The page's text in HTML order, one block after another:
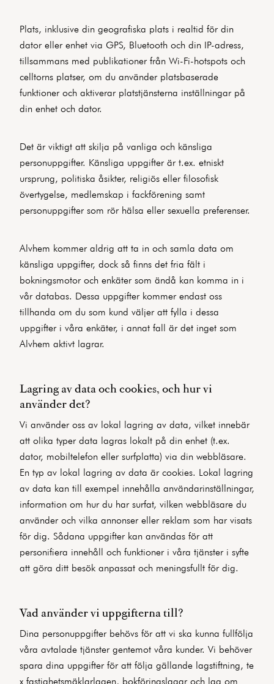
Plats, inklusive din geografiska plats i realtid för din
dator eller enhet via GPS, Bluetooth och din IP-adress,
tillsammans med publikationer från Wi-Fi-hotspots och
celltorns platser, om du använder platsbaserade
funktioner och aktiverar platstjänsterna inställningar på
din enhet och dator.
Det är viktigt att skilja på vanliga och känsliga
personuppgifter. Känsliga uppgifter är t.ex. etniskt
ursprung, politiska åsikter, religiös eller filosofisk
övertygelse, medlemskap i fackförening samt
personuppgifter som rör hälsa eller sexuella preferenser.
Alvhem kommer aldrig att ta in och samla data om
känsliga uppgifter, dock så finns det fria fält i
bokningsmotor och enkäter som ändå kan komma in i
vår databas. Dessa uppgifter kommer endast oss
tillhanda om du som kund väljer att fylla i dessa
uppgifter i våra enkäter, i annat fall är det inget som
Alvhem aktivt lagrar.
Lagring av data och cookies, och hur vi
använder det?
Vi använder oss av lokal lagring av data, vilket innebär
att olika typer data lagras lokalt på din enhet (t.ex.
dator, mobiltelefon eller surfplatta) via din webbläsare.
En typ av lokal lagring av data är cookies. Lokal lagring
av data kan till exempel innehålla användarinställningar,
information om hur du har surfat, vilken webbläsare du
använder och vilka annonser eller reklam som har visats
för dig. Sådana uppgifter kan användas för att
personifiera innehåll och funktioner i våra tjänster i syfte
att göra ditt besök anpassat och meningsfullt för dig.
Vad använder vi uppgifterna till?
Dina personuppgifter behövs för att vi ska kunna fullfölja
våra avtalade tjänster gentemot våra kunder. Vi behöver
spara dina uppgifter för att följa gällande lagstiftning, te
x fastighetsmäklarlagen, bokföringslagar och lag om